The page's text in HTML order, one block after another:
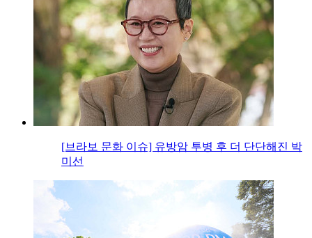
[브라보 문화 이슈] 유방암 투병 후 더 단단해진 박
미선